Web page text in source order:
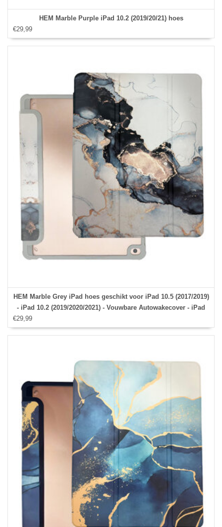
HEM Marble Purple iPad 10.2 (2019/20/21) hoes
€29,99
HEM Marble Grey iPad hoes geschikt voor iPad 10.5 (2017/2019)
- iPad 10.2 (2019/2020/2021) - Vouwbare Autowakecover - iPad
7/8/9 hoes - iPad Air 3 hoes - iPad Pro 10.5 hoes - Met stylus
opbergmogelijkheid
€29,99